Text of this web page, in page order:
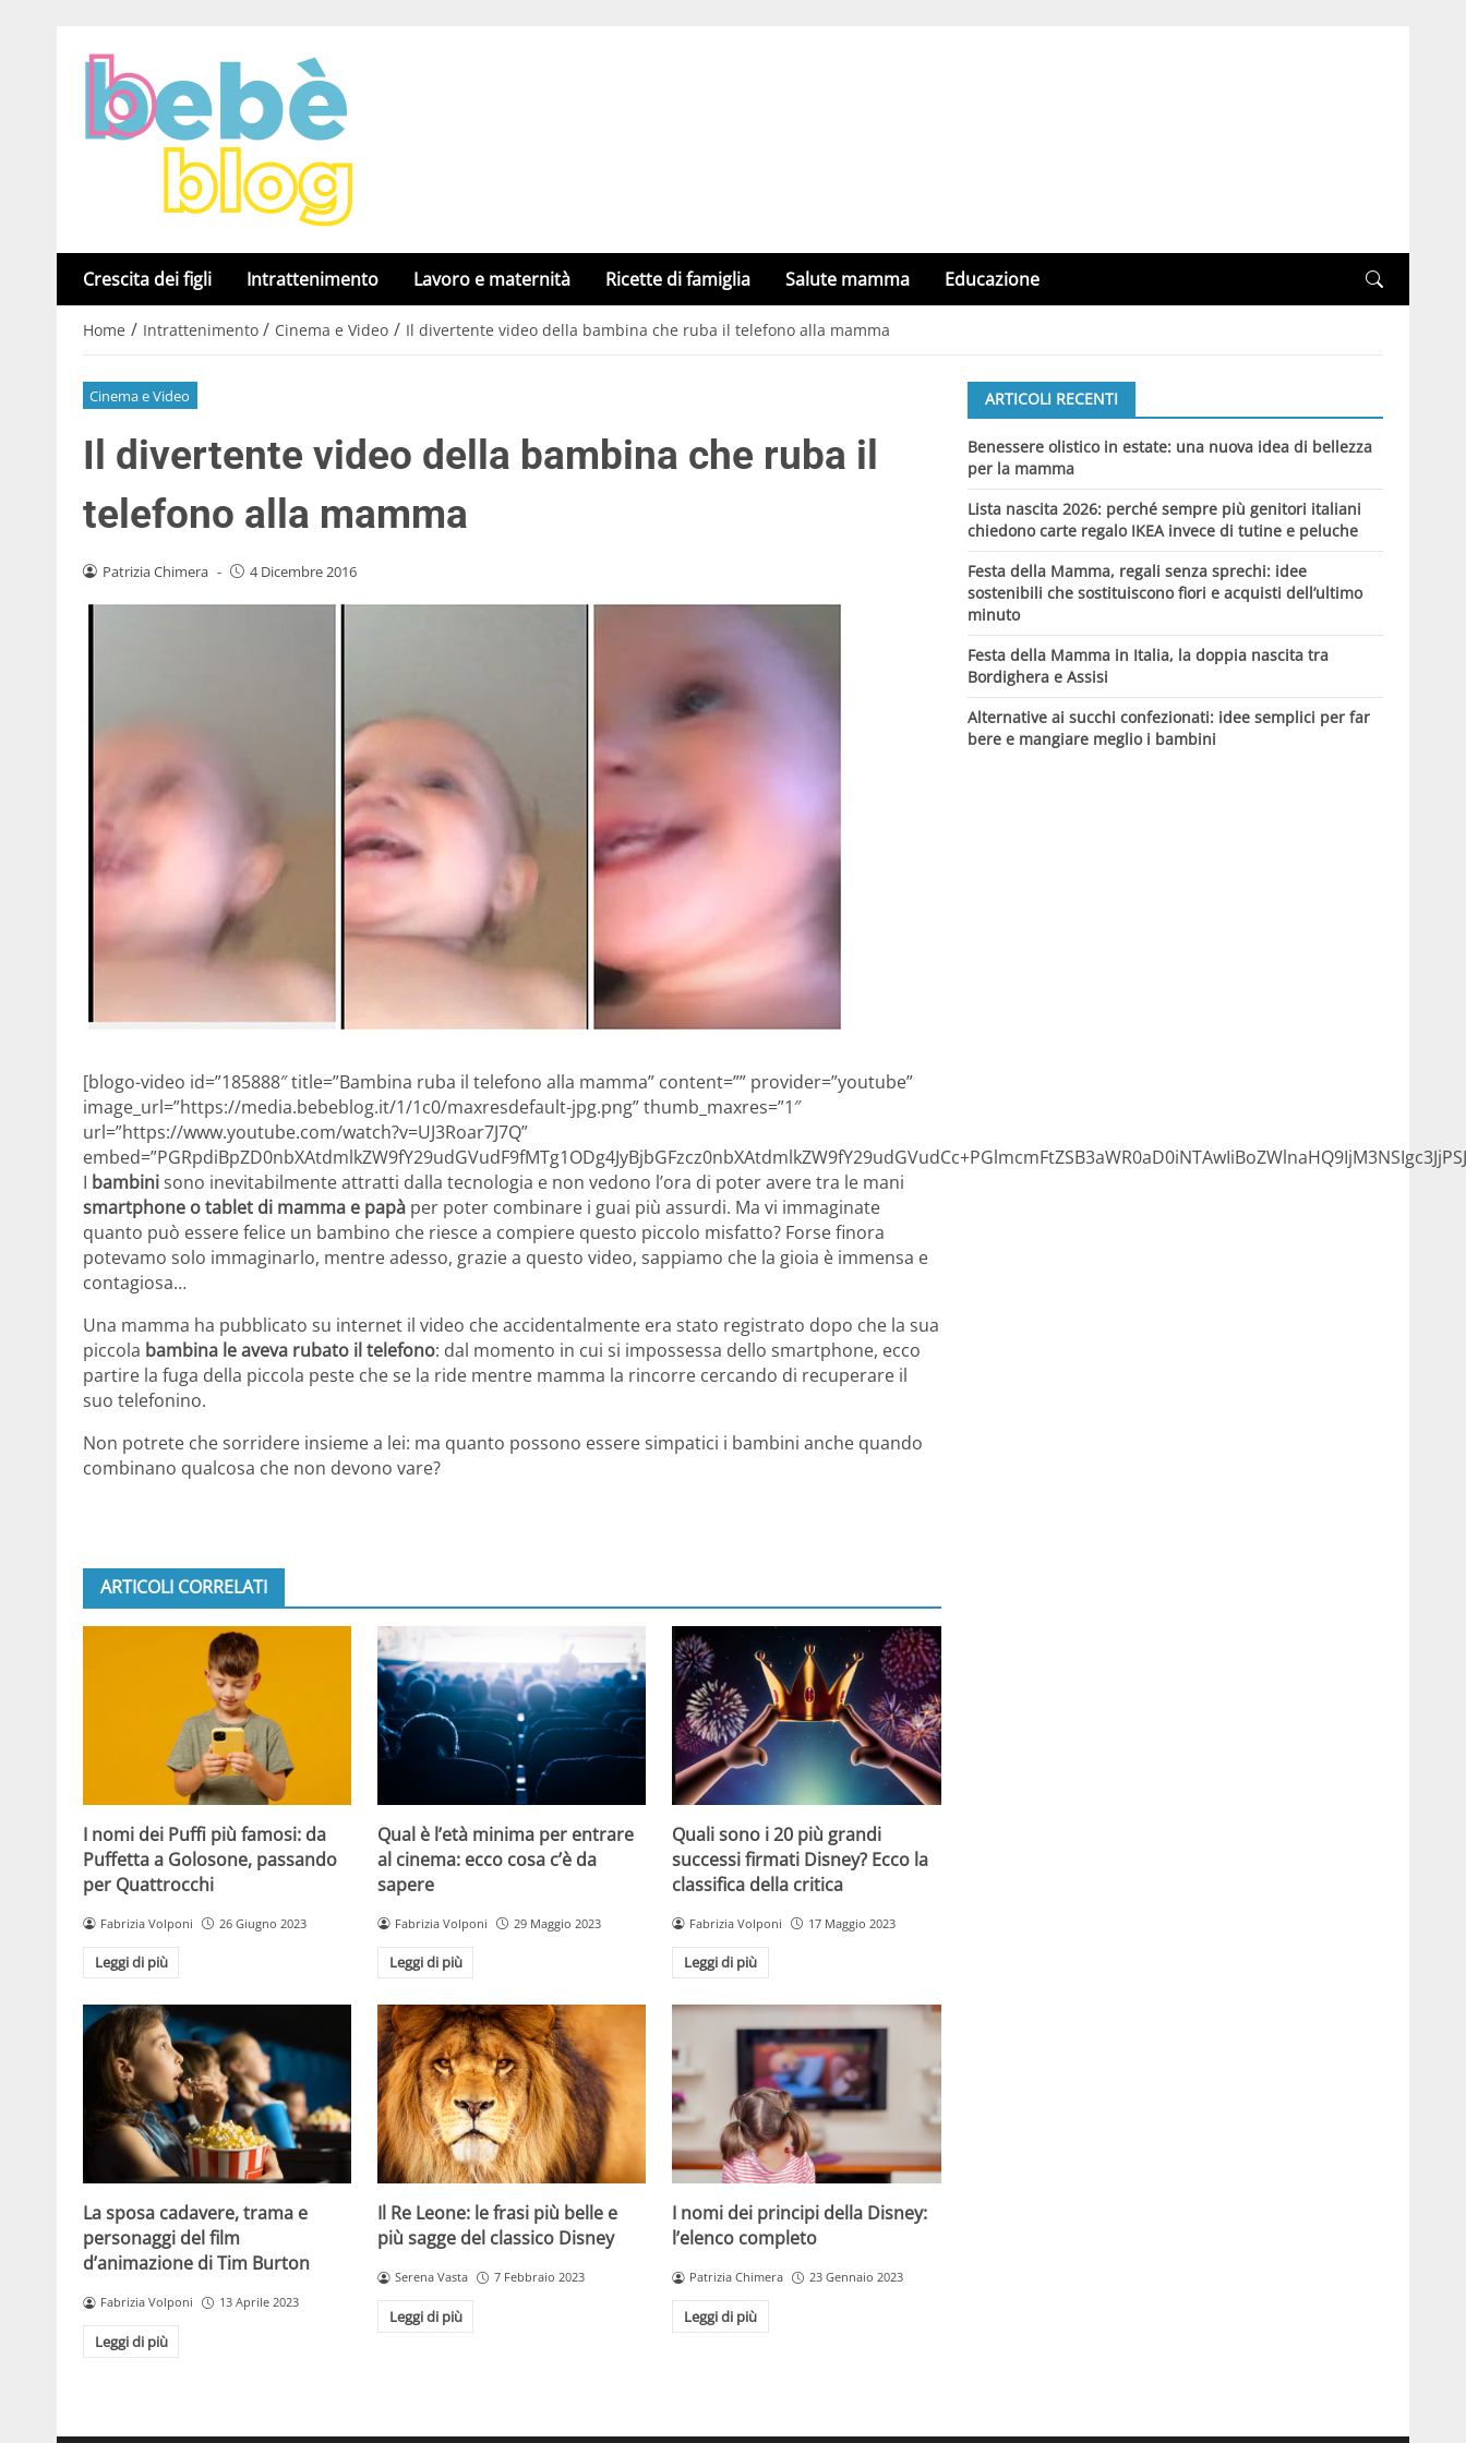
Crescita dei figli Intrattenimento Lavoro e maternità Ricette di famiglia Salute mamma Educazione
Home / Intrattenimento / Cinema e Video / Il divertente video della bambina che ruba il telefono alla mamma
Cinema e Video
Il divertente video della bambina che ruba il
telefono alla mamma
Patrizia Chimera - 4 Dicembre 2016
[blogo-video id=”185888″ title=”Bambina ruba il telefono alla mamma” content=”” provider=”youtube”
image_url=”https://media.bebeblog.it/1/1c0/maxresdefault-jpg.png” thumb_maxres=”1″
url=”https://www.youtube.com/watch?v=UJ3Roar7J7Q”
I bambinisono inevitabilmente attratti dalla tecnologia e non vedono l’ora di poter avere tra le mani
smartphone o tablet di mamma e papà per poter combinare i guai più assurdi. Ma vi immaginate
quanto può essere felice un bambino che riesce a compiere questo piccolo misfatto? Forse finora
potevamo solo immaginarlo, mentre adesso, grazie a questo video, sappiamo che la gioia è immensa e
contagiosa…
Una mamma ha pubblicato su internet il video che accidentalmente era stato registrato dopo che la sua
piccola bambina le aveva rubato il telefono: dal momento in cui si impossessa dello smartphone, ecco
partire la fuga della piccola peste che se la ride mentre mamma la rincorre cercando di recuperare il
suo telefonino.
Non potrete che sorridere insieme a lei: ma quanto possono essere simpatici i bambini anche quando
combinano qualcosa che non devono vare?
ARTICOLI CORRELATI
I nomi dei Puffi più famosi: da
Puffetta a Golosone, passando
per Quattrocchi
Fabrizia Volponi 26 Giugno 2023
Leggi di più
Qual è l’età minima per entrare
al cinema: ecco cosa c’è da
sapere
Fabrizia Volponi 29 Maggio 2023
Leggi di più
Quali sono i 20 più grandi
successi firmati Disney? Ecco la
classifica della critica
Fabrizia Volponi 17 Maggio 2023
Leggi di più
La sposa cadavere, trama e
personaggi del film
d’animazione di Tim Burton
Fabrizia Volponi 13 Aprile 2023
Leggi di più
Il Re Leone: le frasi più belle e
più sagge del classico Disney
Serena Vasta 7 Febbraio 2023
Leggi di più
I nomi dei principi della Disney:
l’elenco completo
Patrizia Chimera 23 Gennaio 2023
Leggi di più
ARTICOLI RECENTI
Benessere olistico in estate: una nuova idea di bellezza
per la mamma
Lista nascita 2026: perché sempre più genitori italiani
chiedono carte regalo IKEA invece di tutine e peluche
Festa della Mamma, regali senza sprechi: idee
sostenibili che sostituiscono fiori e acquisti dell’ultimo
minuto
Festa della Mamma in Italia, la doppia nascita tra
Bordighera e Assisi
Alternative ai succhi confezionati: idee semplici per far
bere e mangiare meglio i bambini